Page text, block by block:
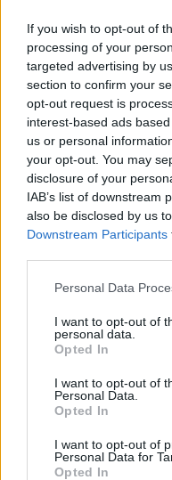
If you wish to opt-out of
processing of your
targeted advertising by
section to confirm your
opt-out request is
interest-based ads
us or personal
your opt-out. You may
disclosure of your
IAB’s list of downstream
also be disclosed by us
Downstream Participants
Personal Data
I want to opt-out of
personal data.
Opted In
I want to opt-out of
Personal Data.
Opted In
I want to opt-out of
Personal Data for
Opted In
[ΠΗΓΗ]